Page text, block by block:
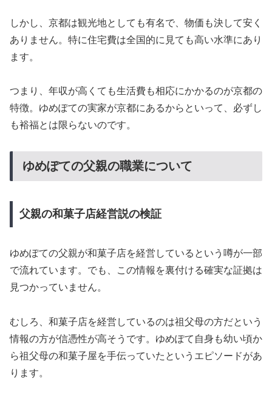
しかし、京都は観光地としても有名で、物価も決して安く
ありません。特に住宅費は全国的に見ても高い水準にあり
ます。
つまり、年収が高くても生活費も相応にかかるのが京都の
特徴。ゆめぽての実家が京都にあるからといって、必ずし
も裕福とは限らないのです。
ゆめぽての父親の職業について
父親の和菓子店経営説の検証
ゆめぽての父親が和菓子店を経営しているという噂が一部
で流れています。でも、この情報を裏付ける確実な証拠は
見つかっていません。
むしろ、和菓子店を経営しているのは祖父母の方だという
情報の方が信憑性が高そうです。ゆめぽて自身も幼い頃か
ら祖父母の和菓子屋を手伝っていたというエピソードがあ
ります。